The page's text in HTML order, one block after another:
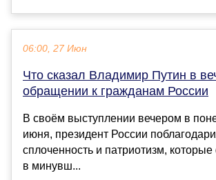
06:00, 27 Июн
Что сказал Владимир Путин в
обращении к гражданам России
В своём выступлении вечером в
июня, президент России
сплоченность и патриотизм,
в минувш...